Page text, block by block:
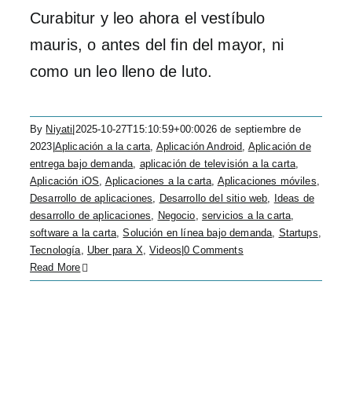
Curabitur y leo ahora el vestíbulo
mauris, o antes del fin del mayor, ni
como un leo lleno de luto.
By Niyati 2025-10-27T15:10:59+00:0026 de septiembre de
2023 Aplicación a la carta, Aplicación Android, Aplicación de
entrega bajo demanda, aplicación de televisión a la carta,
Aplicación iOS, Aplicaciones a la carta, Aplicaciones móviles,
Desarrollo de aplicaciones, Desarrollo del sitio web,
Ideas de
desarrollo de aplicaciones, Negocio, servicios a la carta,
software a la carta,Solución en línea bajo demanda, Startups,
Tecnología, Uber para X,Videos |0 Comments
Read More